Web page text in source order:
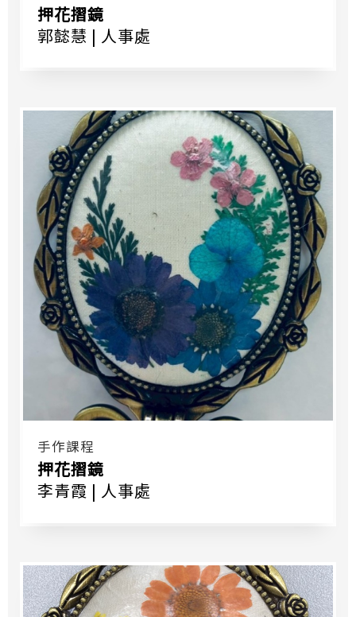
押花摺鏡
郭懿慧 | 人事處
手作課程
押花摺鏡
李青霞 | 人事處